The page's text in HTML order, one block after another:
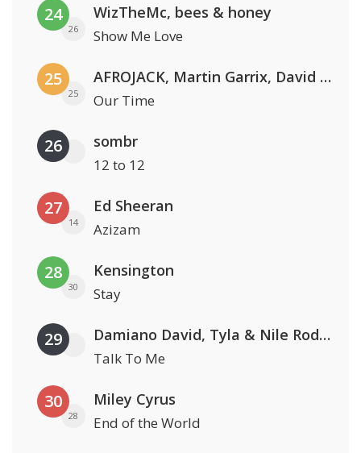
24
26
WizTheMc, bees & honey
Show Me Love
25
25
AFROJACK, Martin Garrix, David Guetta & Amél
Our Time
26 sombr
12 to 12
27
14
Ed Sheeran
Azizam
28
30
Kensington
Stay
29 Damiano David, Tyla & Nile Rodgers
Talk To Me
30
28
Miley Cyrus
End of the World